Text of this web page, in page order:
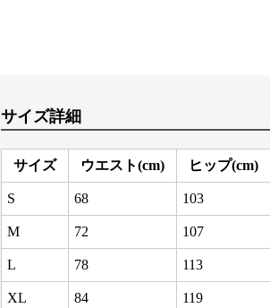
サイズ詳細
サイズ ウエスト(cm) ヒップ(cm)
S 68 103
M 72 107
L 78 113
XL 84 119